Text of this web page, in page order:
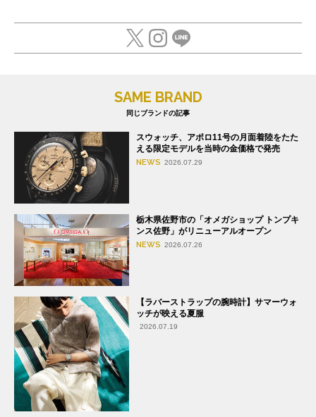
SAME BRAND
同じブランドの記事
スウォッチ、アポロ11号の月面着陸をたた
える限定モデルを当時の金価格で発売
NEWS 2026.07.29
栃木県佐野市の「オメガショップ トンプキ
ンス佐野」がリニューアルオープン
NEWS 2026.07.26
【ラバーストラップの腕時計】サマーウォ
ッチが映える夏服
2026.07.19